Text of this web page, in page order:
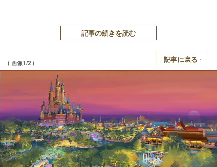
記事の続きを読む
( 画像1/2 ) 記事に戻る